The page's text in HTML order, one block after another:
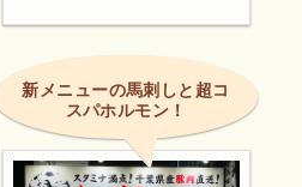
新メニューの馬刺しと超コ
スパホルモン！